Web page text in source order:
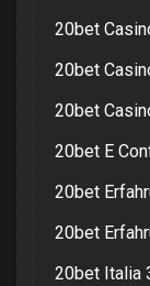
20bet
20bet
20bet
20bet E
20bet
20bet
20bet Italia